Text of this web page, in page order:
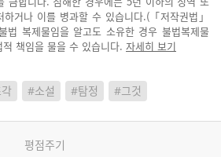
거나 이를 병과할 수 있습니다.(「저작권법」
법 복제물임을 알고도 소유한 경우 불법복제물
책임을 물을 수 있습니다. 자세히 보기
#소설 #탐정 #그것
평점주기